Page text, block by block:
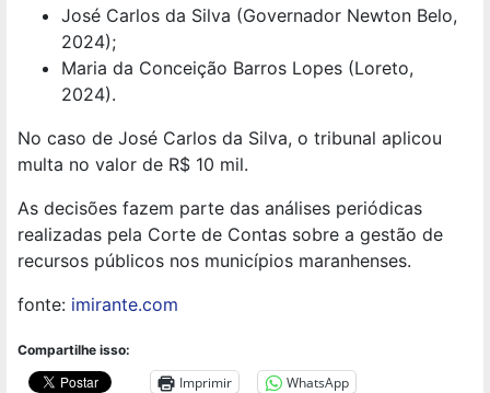
José Carlos da Silva (Governador Newton Belo,
2024);
Maria da Conceição Barros Lopes (Loreto,
2024).
No caso de José Carlos da Silva, o tribunal aplicou
multa no valor de R$ 10 mil.
As decisões fazem parte das análises periódicas
realizadas pela Corte de Contas sobre a gestão de
recursos públicos nos municípios maranhenses.
fonte: imirante.com
Compartilhe isso:
Imprimir
WhatsApp